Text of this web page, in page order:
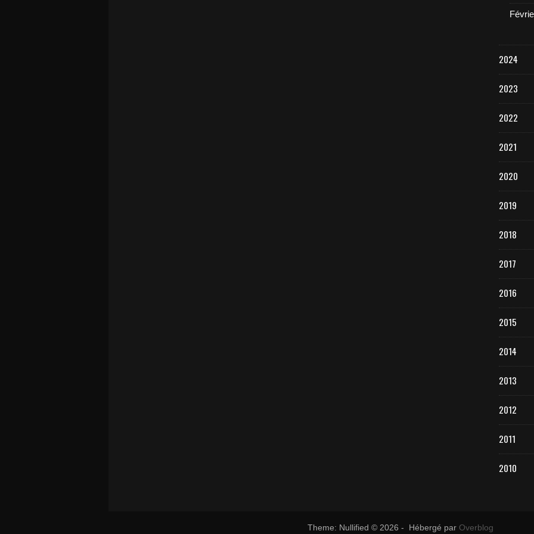
2024
2023
2022
2021
2020
2019
2018
2017
2016
2015
2014
2013
2012
2011
2010
Theme: Nullified © 2026 - Hébergé par Overblog